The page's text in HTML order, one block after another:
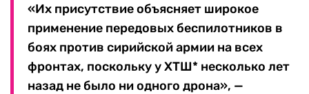
«Их присутствие объясняет широкое
применение передовых беспилотников в
боях против сирийской армии на всех
фронтах, поскольку у ХТШ* несколько лет
назад не было ни одного дрона», —